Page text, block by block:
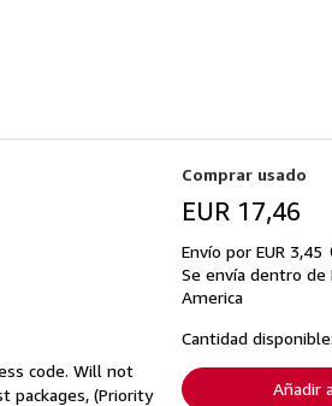
code. Will not
packages, (Priority
Comprar usado
EUR 17,46
Envío por EUR 3,45
Se envía dentro de
America
Cantidad
Añadir